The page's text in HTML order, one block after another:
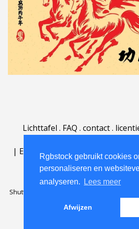
Rgbstock gebruikt cookies
personaliseren en
analyseren.
Lees meer
Afwijzen
Lichttafel . FAQ . contact.
| English | Deutsch Español
Nederlands|
Shutterstock official partner of Rgbstock
Rgbstock